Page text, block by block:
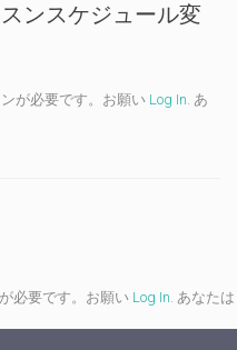
ンスケジュール変
が必要です。お願い Log In. あ
必要です。お願い Log In. あなたは